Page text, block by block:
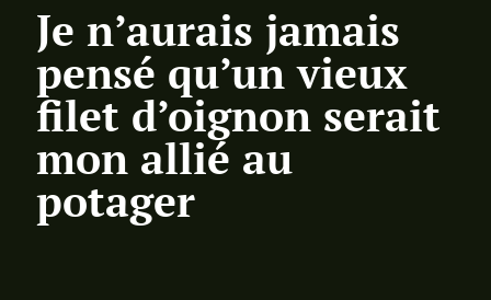
Je n’aurais jamais
pensé qu’un vieux
filet d’oignon serait
mon allié au
potager